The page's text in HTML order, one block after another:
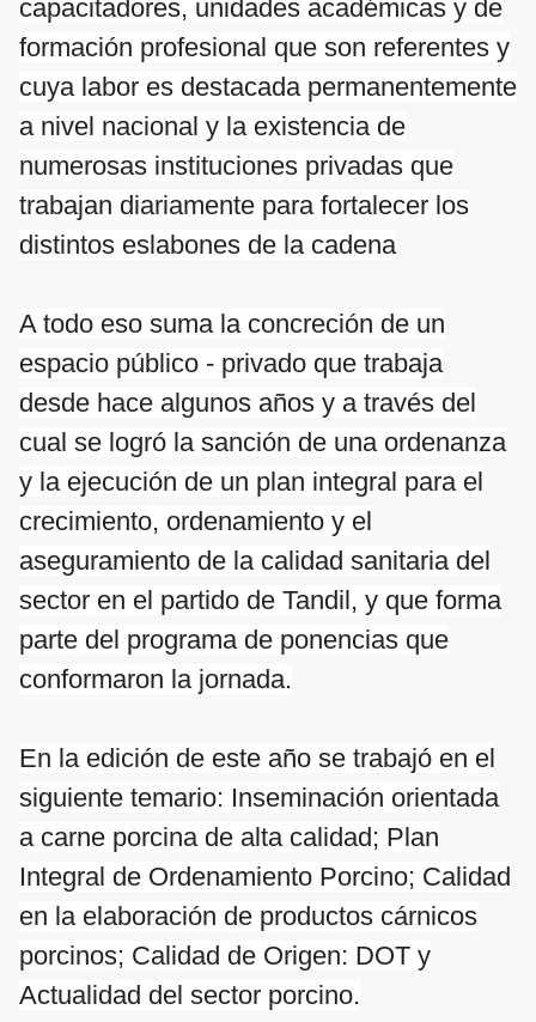
capacitadores, unidades académicas y de
formación profesional que son referentes y
cuya labor es destacada permanentemente
a nivel nacional y la existencia de
numerosas instituciones privadas que
trabajan diariamente para fortalecer los
distintos eslabones de la cadena
A todo eso suma la concreción de un
espacio público - privado que trabaja
desde hace algunos años y a través del
cual se logró la sanción de una ordenanza
y la ejecución de un plan integral para el
crecimiento, ordenamiento y el
aseguramiento de la calidad sanitaria del
sector en el partido de Tandil, y que forma
parte del programa de ponencias que
conformaron la jornada.
En la edición de este año se trabajó en el
siguiente temario: Inseminación orientada
a carne porcina de alta calidad; Plan
Integral de Ordenamiento Porcino; Calidad
en la elaboración de productos cárnicos
porcinos; Calidad de Origen: DOT y
Actualidad del sector porcino.